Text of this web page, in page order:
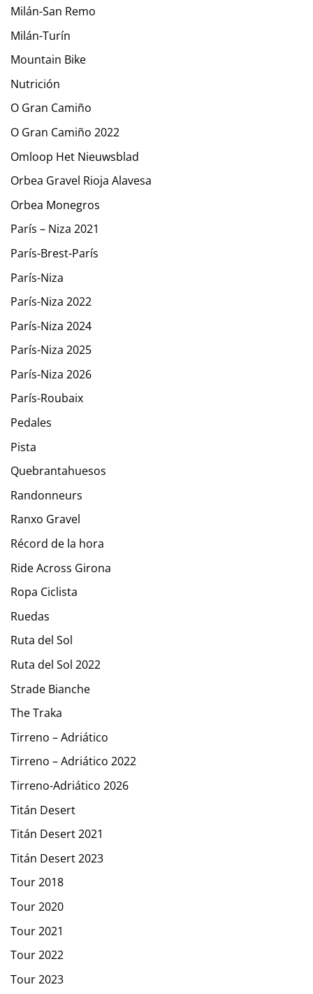
Milán-San Remo
Milán-Turín
Mountain Bike
Nutrición
O Gran Camiño
O Gran Camiño 2022
Omloop Het Nieuwsblad
Orbea Gravel Rioja Alavesa
Orbea Monegros
París – Niza 2021
París-Brest-París
París-Niza
París-Niza 2022
París-Niza 2024
París-Niza 2025
París-Niza 2026
París-Roubaix
Pedales
Pista
Quebrantahuesos
Randonneurs
Ranxo Gravel
Récord de la hora
Ride Across Girona
Ropa Ciclista
Ruedas
Ruta del Sol
Ruta del Sol 2022
Strade Bianche
The Traka
Tirreno – Adriático
Tirreno – Adriático 2022
Tirreno-Adriático 2026
Titán Desert
Titán Desert 2021
Titán Desert 2023
Tour 2018
Tour 2020
Tour 2021
Tour 2022
Tour 2023